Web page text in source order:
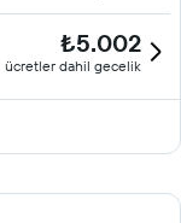
₺5.002
ücretler dahil gecelik